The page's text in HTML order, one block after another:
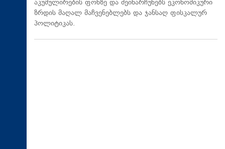
აკუმულირების ფონზე და შეინარჩუნებს ეკონომიკური
ზრდის მაღალ მაჩვენებლებს და ჯანსაღ ფისკალურ
პოლიტიკას.